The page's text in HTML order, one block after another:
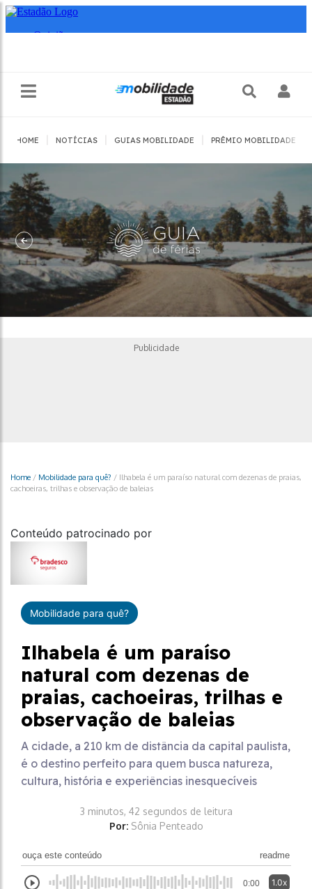
HOME NOTÍCIAS GUIAS MOBILIDADE PRÊMIO MOBILIDADE
Publicidade
Home / Mobilidade para quê? / Ilhabela é um paraíso natural com dezenas de praias,
cachoeiras, trilhas e observação de baleias
Conteúdo patrocinado por
Mobilidade para quê?
Ilhabela é um paraíso
natural com dezenas de
praias, cachoeiras, trilhas e
observação de baleias
A cidade, a 210 km de distância da capital paulista,
é o destino perfeito para quem busca natureza,
cultura, história e experiências inesquecíveis
3 minutos, 42 segundos de leitura
Por: Sônia Penteado
ouça este conteúdo readme
0:00 1.0x